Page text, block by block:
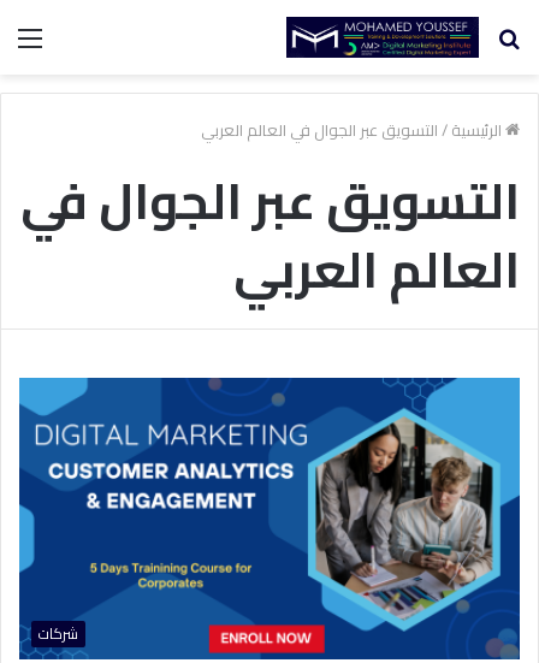
بحث
الرئيسية/التسويق عبر الجوال في العالم العربي
التسويق عبر الجوال في
العالم العربي
شركات